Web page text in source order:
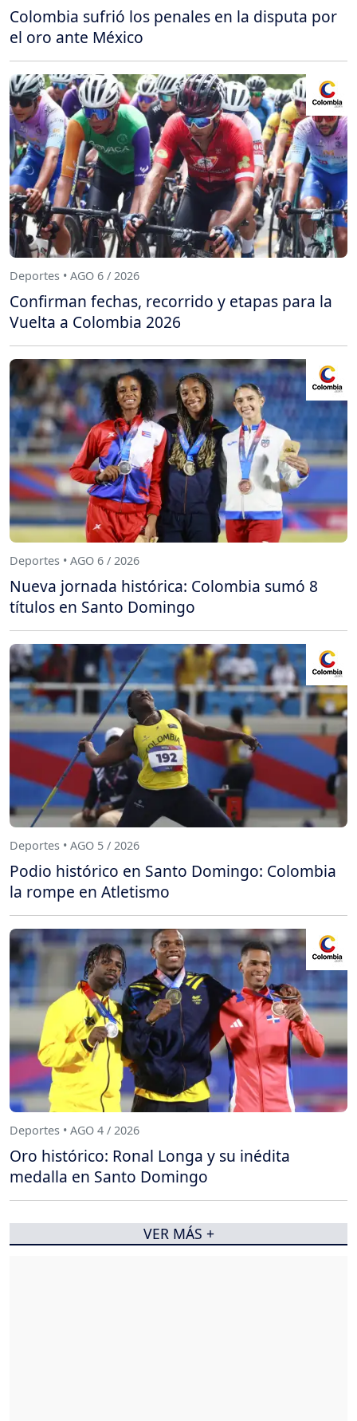
Colombia sufrió los penales en la disputa por
el oro ante México
Deportes • AGO 6 / 2026
Confirman fechas, recorrido y etapas para la
Vuelta a Colombia 2026
Deportes • AGO 6 / 2026
Nueva jornada histórica: Colombia sumó 8
títulos en Santo Domingo
Deportes • AGO 5 / 2026
Podio histórico en Santo Domingo: Colombia
la rompe en Atletismo
Deportes • AGO 4 / 2026
Oro histórico: Ronal Longa y su inédita
medalla en Santo Domingo
VER MÁS +